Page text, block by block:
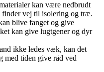
kan være nedbrudt
finder vej til isolering og træ.
blive fanget og give
kan give lugtgener og dyr
ikke ledes væk, kan det
tiden give råd ved